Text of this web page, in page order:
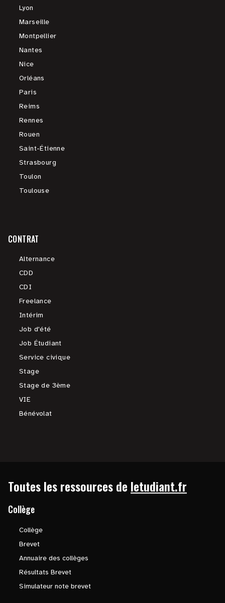
Lyon
Marseille
Montpellier
Nantes
Nice
Orléans
Paris
Reims
Rennes
Rouen
Saint-Étienne
Strasbourg
Toulon
Toulouse
CONTRAT
Alternance
CDD
CDI
Freelance
Intérim
Job d'été
Job Étudiant
Service civique
Stage
Stage de 3ème
VIE
Bénévolat
Toutes les ressources de letudiant.fr
Collège
Collège
Brevet
Annuaire des collèges
Résultats Brevet
Simulateur note brevet